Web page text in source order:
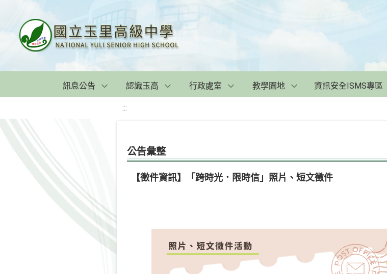
訊息公告 認識玉高 行政處室 教學園地 資訊安全ISMS專區
:::
公告彙整
【徵件資訊】「跨時光．限時信」照片、短文徵件